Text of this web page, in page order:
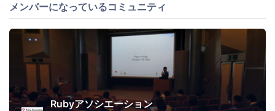
メンバーになっているコミュニティ
Rubyアソシエーション